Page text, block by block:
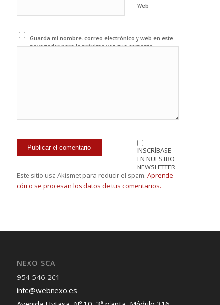
Web
Guarda mi nombre, correo electrónico y web en este
navegador para la próxima vez que comente.
INSCRÍBASE
EN NUESTRO
NEWSLETTER
Este sitio usa Akismet para reducir el spam. Aprende
cómo se procesan los datos de tus comentarios.
NEXO SCA
954 546 261
info@webnexo.es